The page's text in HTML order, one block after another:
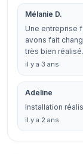
Mélanie D.
Une entreprise
avons fait
très bien
il y a 3 ans
Adeline
Installation
il y a 2 ans